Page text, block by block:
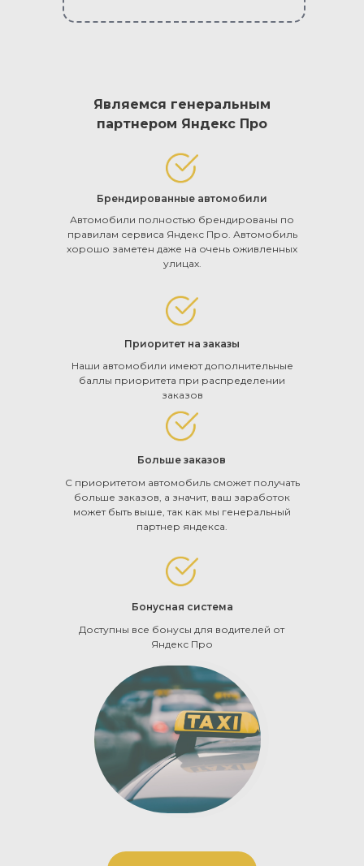
Автомобили полностью брендированы по
правилам сервиса Яндекс Про. Автомобиль
хорошо заметен даже на очень оживленных
улицах.
Наши автомобили имеют дополнительные
баллы приоритета при распределении
заказов
С приоритетом автомобиль сможет получать
больше заказов, а значит, ваш заработок
может быть выше, так как мы генеральный
партнер яндекса.
Брендированные автомобили
Приоритет на заказы
Больше заказов
Доступны все бонусы для водителей от
Яндекс Про
Бонусная система
Являемся генеральным
партнером Яндекс Про